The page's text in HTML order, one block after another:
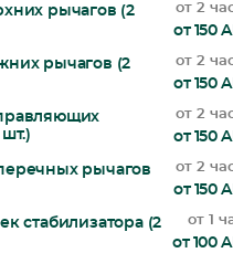
рычагов (2
от 2
от 150
рычагов (2
от 2
от 150
от 2
от 150
рычагов
от 2
от 150
стабилизатора (2
от 1
от 100